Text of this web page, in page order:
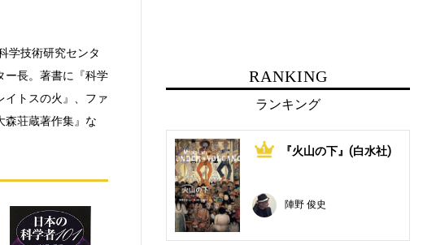
学技術研究センタ
ー長。著書に『科学
イトスの火』、ファ
森荘蔵著作集』な
RANKING
ランキング
1 『火山の下』(白水社)
陣野 俊史